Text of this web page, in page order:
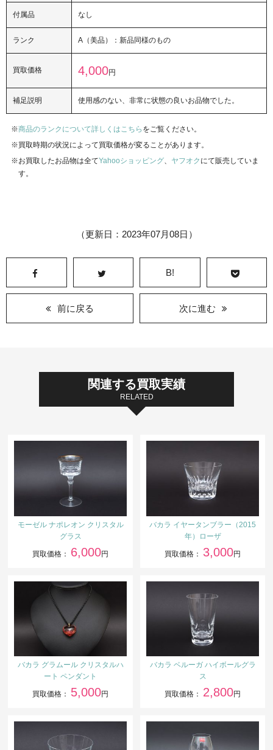
付属品 なし
ランク A（美品）：新品同様のもの
買取価格 4,000円
補足説明 使用感のない、非常に状態の良いお品物でした。
商品のランクについて詳しくはこちら をご覧ください。
買取時期の状況によって買取価格が変ることがあります。
お買取したお品物は全てYahooショッピング、 ヤフオク にて販売していま
す。
（更新日：2023年07月08日）
B!
前に戻る 次に進む
関連する買取実績
RELATED
モーゼル ナポレオン クリスタル
グラス
買取価格： 6,000円
バカラ イヤータンブラー（2015
年）ローザ
買取価格： 3,000円
バカラ グラムール クリスタルハ
ート ペンダント
買取価格： 5,000円
バカラ ベルーガ ハイボールグラ
ス
買取価格： 2,800円